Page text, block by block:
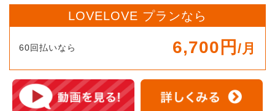
LOVELOVE プランなら
60回払いなら 6,700円 /月